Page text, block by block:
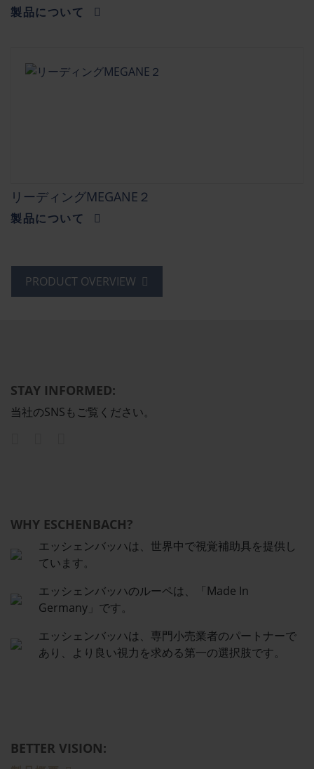
製品について
リーディングMEGANE２
製品について
PRODUCT OVERVIEW
STAY INFORMED:
当社のSNSもご覧ください。
WHY ESCHENBACH?
エッシェンバッハは、世界中で視覚補助具を提供し
ています。
エッシェンバッハのルーペは、「Made In
Germany」です。
エッシェンバッハは、専門小売業者のパートナーで
あり、より良い視力を求める第一の選択肢です。
BETTER VISION: